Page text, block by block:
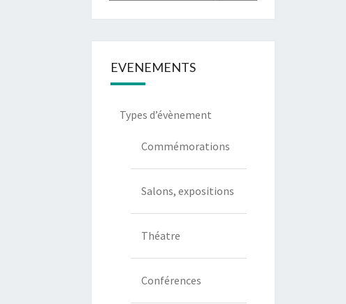
EVENEMENTS
Types d’évènement
Commémorations
Salons, expositions
Théatre
Conférences